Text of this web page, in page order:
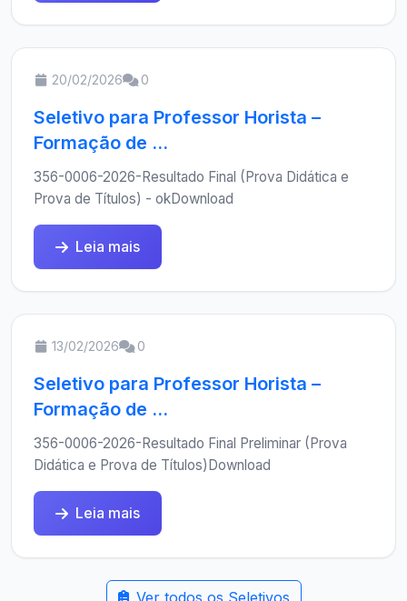
20/02/2026 0
Seletivo para Professor Horista –
Formação de ...
356-0006-2026-Resultado Final (Prova Didática e
Prova de Títulos) - okDownload
Leia mais
13/02/2026 0
Seletivo para Professor Horista –
Formação de ...
356-0006-2026-Resultado Final Preliminar (Prova
Didática e Prova de Títulos)Download
Leia mais
Ver todos os Seletivos